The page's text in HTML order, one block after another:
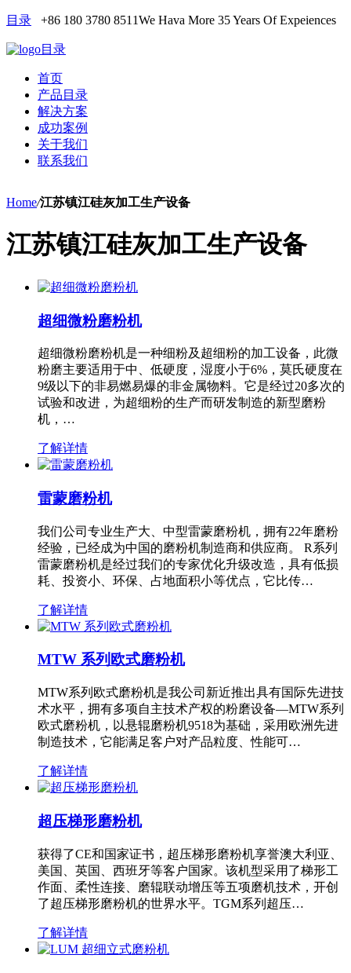
目录 +86 180 3780 8511We Hava More 35 Years Of Expeiences
目录
首页
产品目录
解决方案
成功案例
关于我们
联系我们
Home/江苏镇江硅灰加工生产设备
江苏镇江硅灰加工生产设备
超细微粉磨粉机
超细微粉磨粉机是一种细粉及超细粉的加工设备，此微
粉磨主要适用于中、低硬度，湿度小于6%，莫氏硬度在
9级以下的非易燃易爆的非金属物料。它是经过20多次的
试验和改进，为超细粉的生产而研发制造的新型磨粉
机，…
了解详情
雷蒙磨粉机
我们公司专业生产大、中型雷蒙磨粉机，拥有22年磨粉
经验，已经成为中国的磨粉机制造商和供应商。 R系列
雷蒙磨粉机是经过我们的专家优化升级改造，具有低损
耗、投资小、环保、占地面积小等优点，它比传…
了解详情
MTW 系列欧式磨粉机
MTW系列欧式磨粉机是我公司新近推出具有国际先进技
术水平，拥有多项自主技术产权的粉磨设备—MTW系列
欧式磨粉机，以悬辊磨粉机9518为基础，采用欧洲先进
制造技术，它能满足客户对产品粒度、性能可…
了解详情
超压梯形磨粉机
获得了CE和国家证书，超压梯形磨粉机享誉澳大利亚、
美国、英国、西班牙等客户国家。该机型采用了梯形工
作面、柔性连接、磨辊联动增压等五项磨机技术，开创
了超压梯形磨粉机的世界水平。TGM系列超压…
了解详情